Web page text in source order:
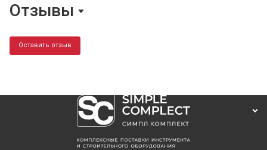
Отзывы
Оставить отзыв